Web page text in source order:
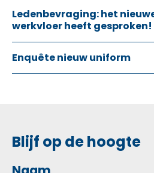
Ledenbevraging: het
werkvloer heeft gesproken!
Enquête nieuw uniform
Blijf op de hoogte